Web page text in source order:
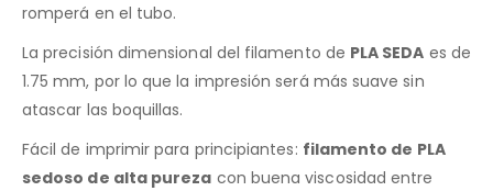
romperá en el tubo.
La precisión dimensional del filamento de PLA SEDA es de
1.75 mm, por lo que la impresión será más suave sin
atascar las boquillas.
Fácil de imprimir para principiantes: filamento de PLA
sedoso de alta pureza con buena viscosidad entre